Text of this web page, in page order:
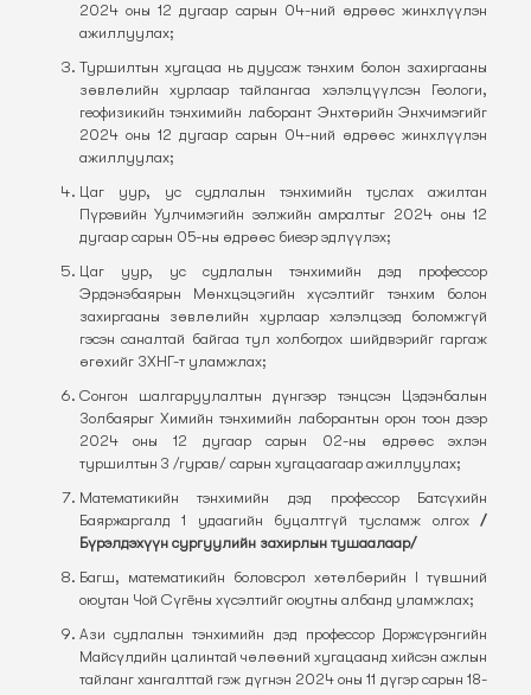
2024 оны 12 дугаар сарын 04-ний өдрөөс жинхлүүлэн
ажиллуулах;
Туршилтын хугацаа нь дуусаж тэнхим болон захиргааны
зөвлөлийн хурлаар тайлангаа хэлэлцүүлсэн Геологи,
геофизикийн тэнхимийн лаборант Энхтөрийн Энхчимэгийг
2024 оны 12 дугаар сарын 04-ний өдрөөс жинхлүүлэн
ажиллуулах;
Цаг уур, ус судлалын тэнхимийн туслах ажилтан
Пүрэвийн Уулчимэгийн ээлжийн амралтыг 2024 оны 12
дугаар сарын 05-ны өдрөөс биеэр эдлүүлэх;
Цаг уур, ус судлалын тэнхимийн дэд профессор
Эрдэнэбаярын Мөнхцэцэгийн хүсэлтийг тэнхим болон
захиргааны зөвлөлийн хурлаар хэлэлцээд боломжгүй
гэсэн саналтай байгаа тул холбогдох шийдвэрийг гаргаж
өгөхийг ЗХНГ-т уламжлах;
Сонгон шалгаруулалтын дүнгээр тэнцсэн Цэдэнбалын
Золбаярыг Химийн тэнхимийн лаборантын орон тоон дээр
2024 оны 12 дугаар сарын 02-ны өдрөөс эхлэн
туршилтын 3 /гурав/ сарын хугацаагаар ажиллуулах;
Математикийн тэнхимийн дэд профессор Батсүхийн
Баяржаргалд 1 удаагийн буцалтгүй тусламж олгох/
Бүрэлдэхүүн сургуулийн захирлын тушаалаар/
Багш, математикийн боловсрол хөтөлбөрийн I түвшний
оюутан Чой Сүгёны хүсэлтийг оюутны албанд уламжлах;
Ази судлалын тэнхимийн дэд профессор Доржсүрэнгийн
Майсүлдийн цалинтай чөлөөний хугацаанд хийсэн ажлын
тайланг хангалттай гэж дүгнэн 2024 оны 11 дүгэр сарын 18-